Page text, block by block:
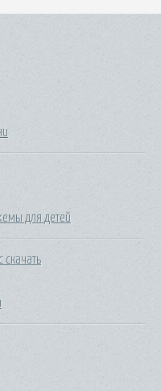
для детей
скачать